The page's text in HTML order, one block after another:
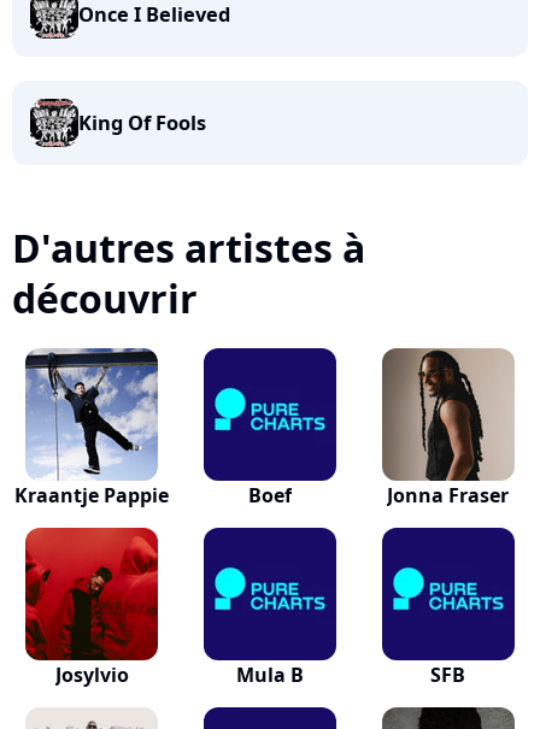
Once I Believed
King Of Fools
D'autres artistes à
découvrir
Kraantje Pappie Boef Jonna Fraser
Josylvio Mula B SFB